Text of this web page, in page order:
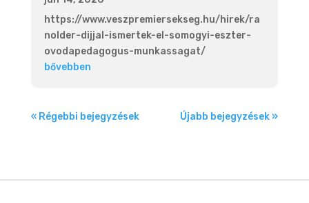
https://www.veszpremiersekseg.hu/hirek/ra
nolder-dijjal-ismertek-el-somogyi-eszter-
ovodapedagogus-munkassagat/
bővebben
« Régebbi bejegyzések Újabb bejegyzések »